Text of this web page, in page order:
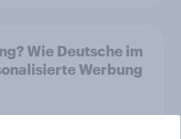
Wie Deutsche im
Werbung